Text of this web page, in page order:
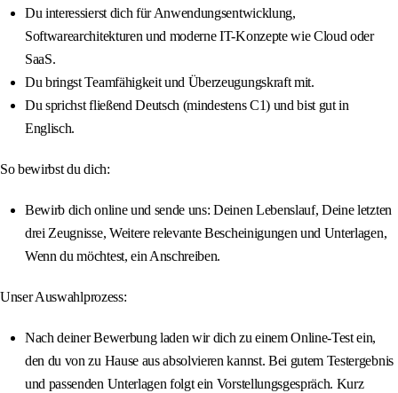
Du interessierst dich für Anwendungsentwicklung,
Softwarearchitekturen und moderne IT-Konzepte wie Cloud oder
SaaS.
Du bringst Teamfähigkeit und Überzeugungskraft mit.
Du sprichst fließend Deutsch (mindestens C1) und bist gut in
Englisch.
So bewirbst du dich:
Bewirb dich online und sende uns: Deinen Lebenslauf, Deine letzten
drei Zeugnisse, Weitere relevante Bescheinigungen und Unterlagen,
Wenn du möchtest, ein Anschreiben.
Unser Auswahlprozess:
Nach deiner Bewerbung laden wir dich zu einem Online-Test ein,
den du von zu Hause aus absolvieren kannst. Bei gutem Testergebnis
und passenden Unterlagen folgt ein Vorstellungsgespräch. Kurz